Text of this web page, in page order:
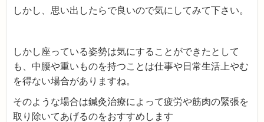
しかし、思い出したらで良いので気にしてみて下さい。
しかし座っている姿勢は気にすることができたとして
も、中腰や重いものを持つことは仕事や日常生活上やむ
を得ない場合がありますね。
そのような場合は鍼灸治療によって疲労や筋肉の緊張を
取り除いてあげるのをおすすめします